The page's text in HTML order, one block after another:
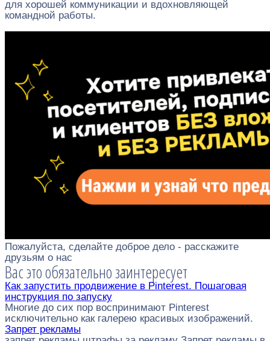
для хорошей коммуникации и вдохновляющей
командной работы.
Пожалуйста, сделайте доброе дело - расскажите
друзьям о нас
Вас это обязательно заинтересует
Как запустить продвижение в Pinterest. Пошаговая
инструкция по запуску
Многие до сих пор воспринимают Pinterest
исключительно как галерею красивых изображений.
Запрет рекламы